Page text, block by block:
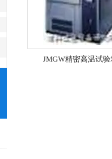
JMGW精密高温试验